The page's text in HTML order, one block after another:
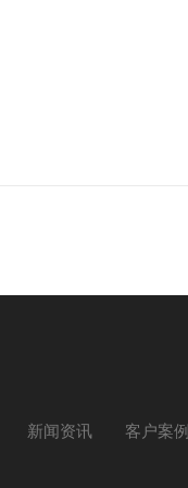
新闻资讯 客户案例